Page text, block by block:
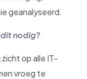
geanalyseerd.
nodig?
op alle IT-
vroeg te